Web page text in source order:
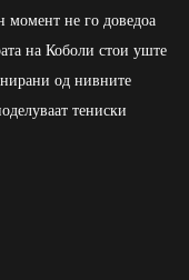
момент не го доведоа
на Коболи стои уште
од нивните
тениски